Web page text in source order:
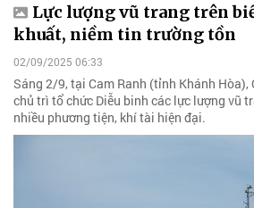
Lực lượng vũ trang trên
khuất, niềm tin trường tồn
02/09/2025 06:33
Sáng 2/9, tại Cam Ranh (tỉnh Khánh Hòa),
chủ trì tổ chức Diễu binh các lực lượng vũ
nhiều phương tiện, khí tài hiện đại.